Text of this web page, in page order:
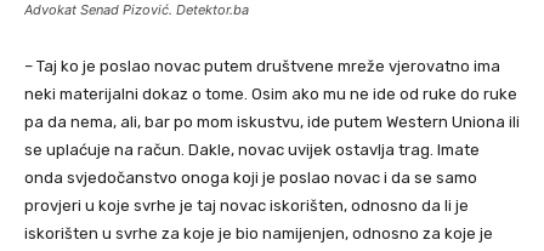
Advokat Senad Pizović. Detektor.ba
– Taj ko je poslao novac putem društvene mreže vjerovatno ima
neki materijalni dokaz o tome. Osim ako mu ne ide od ruke do ruke
pa da nema, ali, bar po mom iskustvu, ide putem Western Uniona ili
se uplaćuje na račun. Dakle, novac uvijek ostavlja trag. Imate
onda svjedočanstvo onoga koji je poslao novac i da se samo
provjeri u koje svrhe je taj novac iskorišten, odnosno da li je
iskorišten u svrhe za koje je bio namijenjen, odnosno za koje je